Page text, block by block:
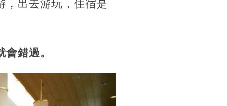
，出去游玩，住宿是
錯過。